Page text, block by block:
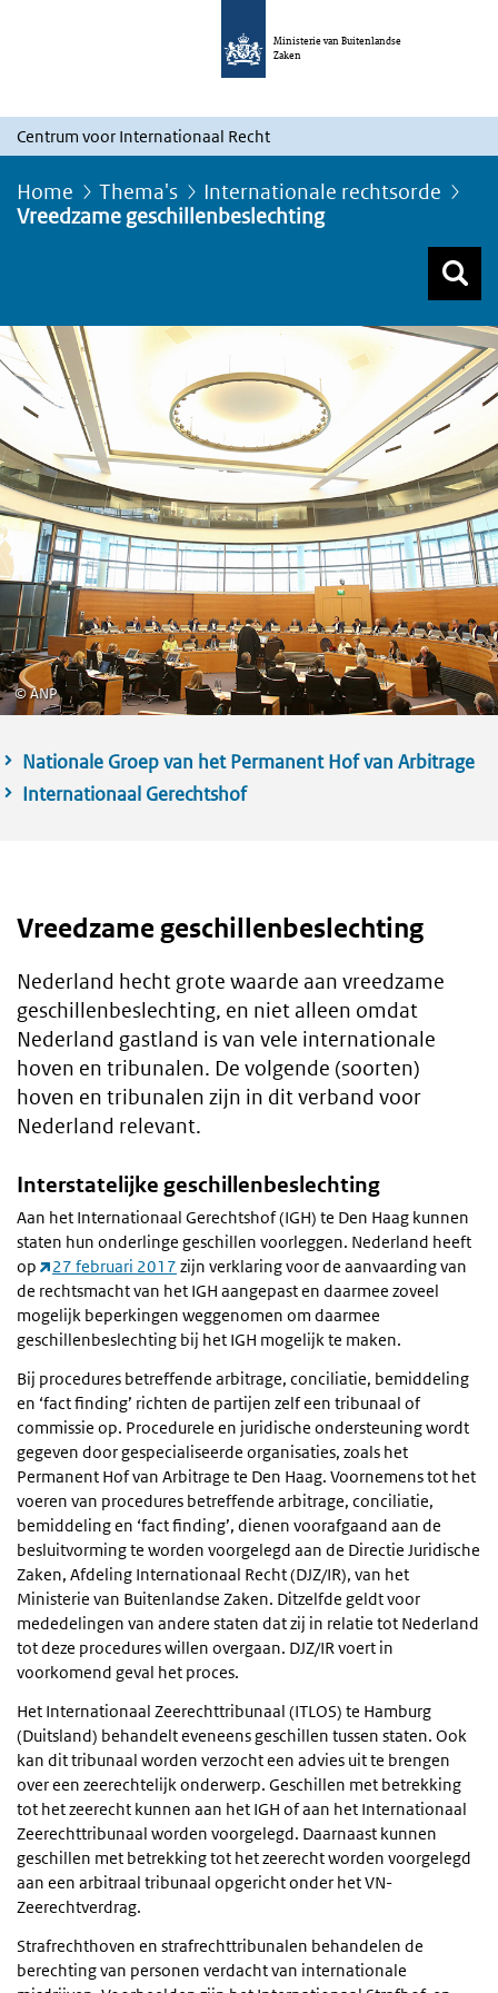
Ministerie van Buitenlandse
Zaken
Centrum voor Internationaal Recht
Home Thema's
Internationale rechtsorde
Vreedzame geschillenbeslechting
©ANP
Nationale Groep van het Permanent Hof van Arbitrage
Internationaal Gerechtshof
Vreedzame geschillenbeslechting
Nederland hecht grote waarde aan vreedzame
geschillenbeslechting, en niet alleen omdat
Nederland gastland is van vele internationale
hoven en tribunalen. De volgende (soorten)
hoven en tribunalen zijn in dit verband voor
Nederland relevant.
Interstatelijke geschillenbeslechting
Aan het Internationaal Gerechtshof (IGH) te Den Haag kunnen
staten hun onderlinge geschillen voorleggen. Nederland heeft
op
27 februari 2017 zijn verklaring voor de aanvaarding van
de rechtsmacht van het IGH aangepast en daarmee zoveel
mogelijk beperkingen weggenomen om daarmee
geschillenbeslechting bij het IGH mogelijk te maken.
Bij procedures betreffende arbitrage, conciliatie, bemiddeling
en ‘fact finding’ richten de partijen zelf een tribunaal of
commissie op. Procedurele en juridische ondersteuning wordt
gegeven door gespecialiseerde organisaties, zoals het
Permanent Hof van Arbitrage te Den Haag. Voornemens tot het
voeren van procedures betreffende arbitrage, conciliatie,
bemiddeling en ‘fact finding’, dienen voorafgaand aan de
besluitvorming te worden voorgelegd aan de Directie Juridische
Zaken, Afdeling Internationaal Recht (DJZ/IR), van het
Ministerie van Buitenlandse Zaken. Ditzelfde geldt voor
mededelingen van andere staten dat zij in relatie tot Nederland
tot deze procedures willen overgaan. DJZ/IR voert in
voorkomend geval het proces.
Het Internationaal Zeerechttribunaal (ITLOS) te Hamburg
(Duitsland) behandelt eveneens geschillen tussen staten. Ook
kan dit tribunaal worden verzocht een advies uit te brengen
over een zeerechtelijk onderwerp. Geschillen met betrekking
tot het zeerecht kunnen aan het IGH of aan het Internationaal
Zeerechttribunaal worden voorgelegd. Daarnaast kunnen
geschillen met betrekking tot het zeerecht worden voorgelegd
aan een arbitraal tribunaal opgericht onder het VN-
Zeerechtverdrag.
Strafrechthoven en strafrechttribunalen behandelen de
berechting van personen verdacht van internationale